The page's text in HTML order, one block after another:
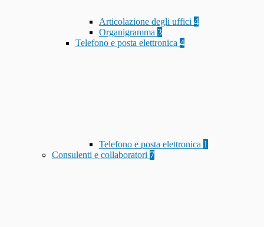
Articolazione degli uffici 4
Organigramma 3
Telefono e posta elettronica 4
Telefono e posta elettronica 1
Consulenti e collaboratori 7